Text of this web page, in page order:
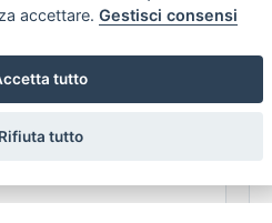
ma non riesci a trovarlo?
accettare.Gestisci consensi
tutto
Rifiuta tutto